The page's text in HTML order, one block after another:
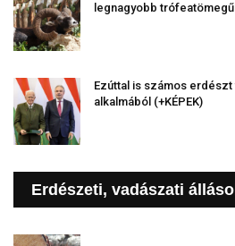
legnagyobb
Ezúttal is számos
alkalmából (+KÉPEK)
Erdészeti, vadászati